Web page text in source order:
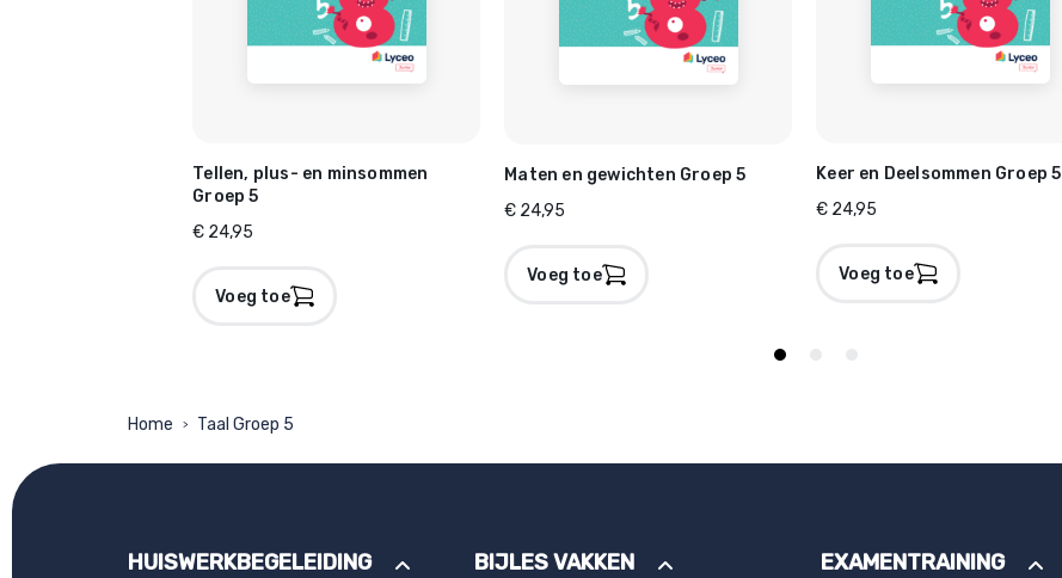
Tellen, plus- en minsommen
Groep 5
€ 24,95
Voeg toe
Maten en gewichten Groep 5
€ 24,95
Voeg toe
Keer en Deelsommen Groep 5
€ 24,95
Voeg toe
Home > Taal Groep 5
HUISWERKBEGELEIDING BIJLES VAKKEN EXAMENTRAINING